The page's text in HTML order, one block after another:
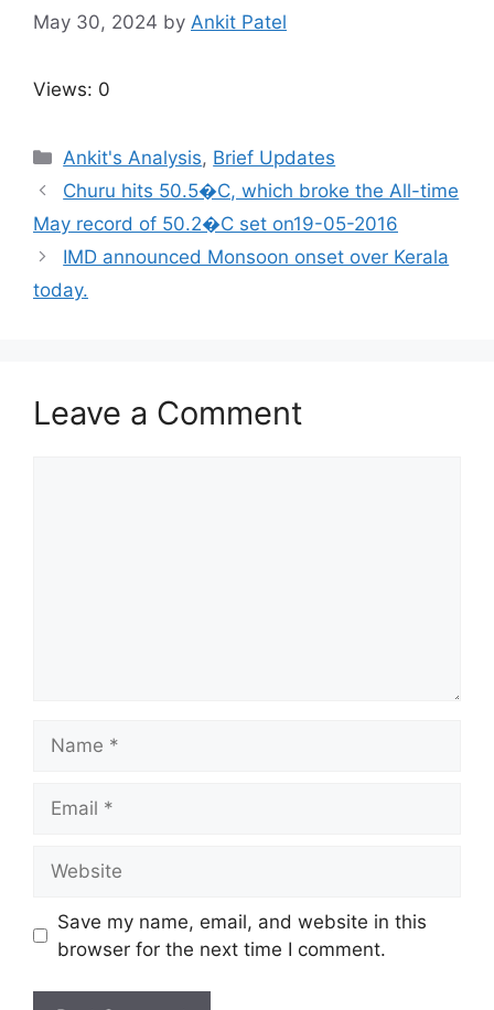
May 30, 2024 by Ankit Patel
Views: 0
Categories
Ankit's Analysis, Brief Updates
Churu hits 50.5�C, which broke the All-time
May record of 50.2�C set on19-05-2016
IMD announced Monsoon onset over Kerala
today.
Leave a Comment
Save my name, email, and website in this
browser for the next time I comment.